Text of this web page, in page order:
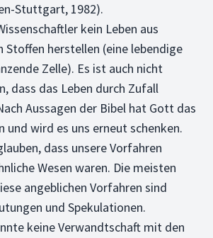
Stuttgart, 1982).
kein Leben aus
Stoffen herstellen (eine lebendige
Zelle). Es ist auch nicht
dass das Leben durch Zufall
Aussagen der Bibel hat Gott das
und wird es uns erneut schenken.
dass unsere Vorfahren
Wesen waren. Die meisten
angeblichen Vorfahren sind
und Spekulationen.
keine Verwandtschaft mit den